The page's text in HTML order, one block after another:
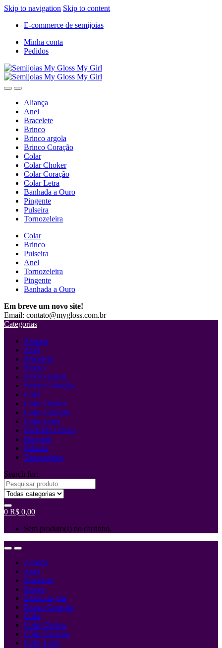
Skip to navigation Skip to content
E-commerce de semijoias
Minha conta
Pedidos
Aliança
Anel
Bracelete
Brinco
Brinco argola
Brinco Coração
Colar
Colar Choker
Colar Coração
Colar Letra
Banhada a Ouro
Pingente
Pulseira
Tornozeleira
Colar
Brinco
Pulseira
Anel
Tornozeleira
Pingente
Banhada a Ouro
Em breve um novo site!
Email: contato@mygloss.com.br
Categorias
Aliança
Anel
Bracelete
Brinco
Brinco argola
Brinco Coração
Colar
Colar Choker
Colar Coração
Colar Letra
Banhada a Ouro
Pingente
Pulseira
Tornozeleira
Search for:
0 R$ 0,00
Sem produto(s) no carrinho.
Aliança
Anel
Bracelete
Brinco
Brinco argola
Brinco Coração
Colar
Colar Choker
Colar Coração
Colar Letra